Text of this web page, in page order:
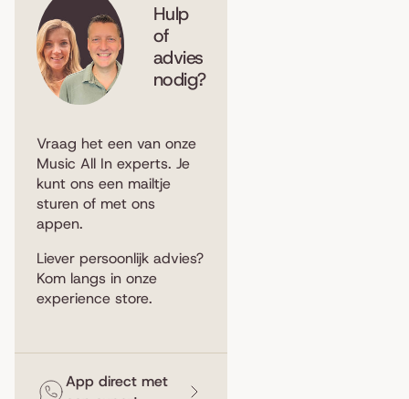
Hulp
of
advies
nodig?
Vraag het een van onze
Music All In experts. Je
kunt ons een mailtje
sturen of met ons
appen.
Liever persoonlijk advies?
Kom langs in onze
experience store.
App direct met